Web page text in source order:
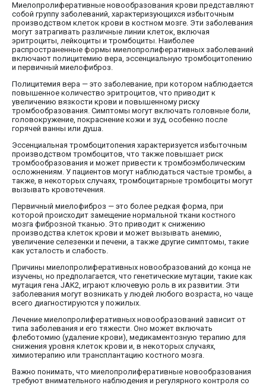
Миелопролиферативные новообразования крови представляют
собой группу заболеваний, характеризующихся избыточным
производством клеток крови в костном мозге. Эти заболевания
могут затрагивать различные линии клеток, включая
эритроциты, лейкоциты и тромбоциты. Наиболее
распространенные формы миелопролиферативных заболеваний
включают полицитемию вера, эссенциальную тромбоцитопению
и первичный миелофиброз.
Полицитемия вера — это заболевание, при котором наблюдается
повышенное количество эритроцитов, что приводит к
увеличению вязкости крови и повышенному риску
тромбообразования. Симптомы могут включать головные боли,
головокружение, покраснение кожи и зуд, особенно после
горячей ванны или душа.
Эссенциальная тромбоцитопения характеризуется избыточным
производством тромбоцитов, что также повышает риск
тромбообразования и может привести к тромбоэмболическим
осложнениям. У пациентов могут наблюдаться частые тромбы, а
также, в некоторых случаях, тромбоцитарные тромбоциты могут
вызывать кровотечения.
Первичный миелофиброз — это более редкая форма, при
которой происходит замещение нормальной ткани костного
мозга фиброзной тканью. Это приводит к снижению
производства клеток крови и может вызывать анемию,
увеличение селезенки и печени, а также другие симптомы, такие
как усталость и слабость.
Причины миелопролиферативных новообразований до конца не
изучены, но предполагается, что генетические мутации, такие как
мутация гена JAK2, играют ключевую роль в их развитии. Эти
заболевания могут возникать у людей любого возраста, но чаще
всего диагностируются у пожилых.
Лечение миелопролиферативных новообразований зависит от
типа заболевания и его тяжести. Оно может включать
флеботомию (удаление крови), медикаментозную терапию для
снижения уровня клеток крови и, в некоторых случаях,
химиотерапию или трансплантацию костного мозга.
Важно понимать, что миелопролиферативные новообразования
требуют внимательного наблюдения и регулярного контроля со